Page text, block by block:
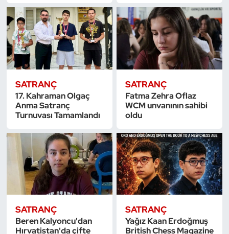
SATRANÇ
17. Kahraman Olgaç
Anma Satranç
Turnuvası Tamamlandı
SATRANÇ
Fatma Zehra Oflaz
WCM unvanının sahibi
oldu
SATRANÇ
Beren Kalyoncu'dan
Hırvatistan'da çifte
SATRANÇ
Yağız Kaan Erdoğmuş
British Chess Magazine
Kano ve Rafting
Karate
Kayak
Kempo
Kick Boks
Kürek
Masa Tenisi
Modern Pentatlon
Motor Sporları